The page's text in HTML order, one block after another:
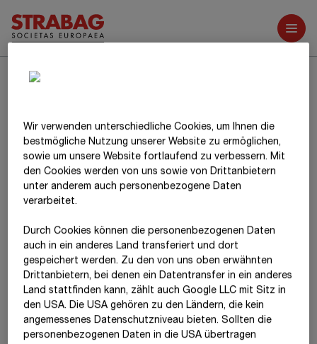
Weitere Berichte
15.
Die Zusammensetzung und die Entwicklung der sonstigen
immateriellen Vermögenswerte sind dem Punkt
(12) Konzernanlagenspiegelzu entnehmen.
Für sonstige immaterielle Vermögenswerte wurden im
Berichtsjahr keine Fremdkapitalkosten aktiviert.
Entwicklungskosten in Höhe von T€ 17.595 (20 24 : T€ 18.960
Wir verwenden unterschiedliche Cookies, um Ihnen die
best­mögliche Nutzung unserer Website zu ermöglichen,
sowie um unsere Website fortlaufend zu verbessern. Mit
den Cookies werden von uns sowie von Drittanbietern
unter anderem auch personenbezogene Daten
verarbeitet.
Durch Cookies können die personenbezogenen Daten
auch in ein anderes Land transferiert und dort
gespeichert werden. Zu den von uns oben erwähnten
Drittanbietern, bei denen ein Datentransfer in ein anderes
Land stattfinden kann, zählt auch Google LLC mit Sitz in
den USA. Die USA gehören zu den Ländern, die kein
angemessenes Datenschutzniveau bieten. Sollten die
personenbezogenen Daten in die USA übertragen